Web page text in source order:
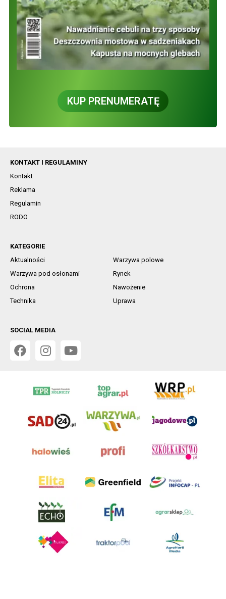
KUP PRENUMERATĘ
KONTAKT I REGULAMINY
Kontakt
Reklama
Regulamin
RODO
KATEGORIE
Aktualności
Warzywa polowe
Warzywa pod osłonami
Rynek
Ochrona
Nawożenie
Technika
Uprawa
SOCIAL MEDIA